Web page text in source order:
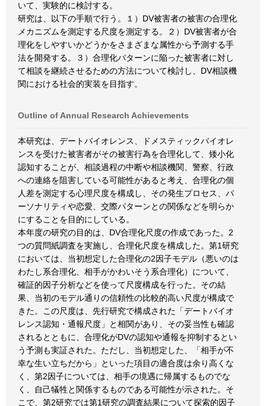
いて、実験的に検討する。
研究は、以下の手順で行う。１）DV被害者の被害の合理化
メカニズムを測定する尺度を測定する。２）DV被害者が合
理化をしやすいかどうかをさまざまな属性から予測する手
法を開発する。３）合理化パターンに陥った被害者に対し
て相談を継続させるための方法について検討し、DV相談機
関における社会的実装を目指す。
Outline of Annual Research Achievements
本研究は、デートバイオレンス、ドメスティックバイオレ
ンスを受けた被害者がその被害行為を合理化して、矮小化
認知することが、相談過程の中断や相談機関、警察、行政
への連絡を阻害している可能性があると考え、合理化の個
人差を測定する心理尺度を構成し、その発生プロセス、パ
ーソナリティや恋愛、交際パターンとの関係などを明らか
にすることを目的にしている。
本年度の研究の目的は、DV合理化尺度の作成であった。2
つの質問紙調査を実施し、合理化尺度を構成した。第1研究
においては、当初想定した合理化の2因子モデル（悪いのは
わたし系合理化、相手がかわいそう系合理化）について、
確証的因子分析などを使って尺度構成を行った。その結
果、当初のモデル通りの信頼性の比較的高い尺度が構成で
きた。この尺度は、先行研究で構成された「デートバイオ
レンス認知・通報尺度」と相関があり、その妥当性も確認
されるとともに、合理化がDVの認知や通報を抑制するとい
う予測も実証された。ただし、当初想定した、「相手が不
幸な生い立ちだから」といった項目の適合度は余り高くな
く、第2因子については、相手の境遇に帰属するものでな
く、自己犠牲と関係するものである可能性が示された。そ
こで、第2研究では第1研究の調査結果について探索的因子